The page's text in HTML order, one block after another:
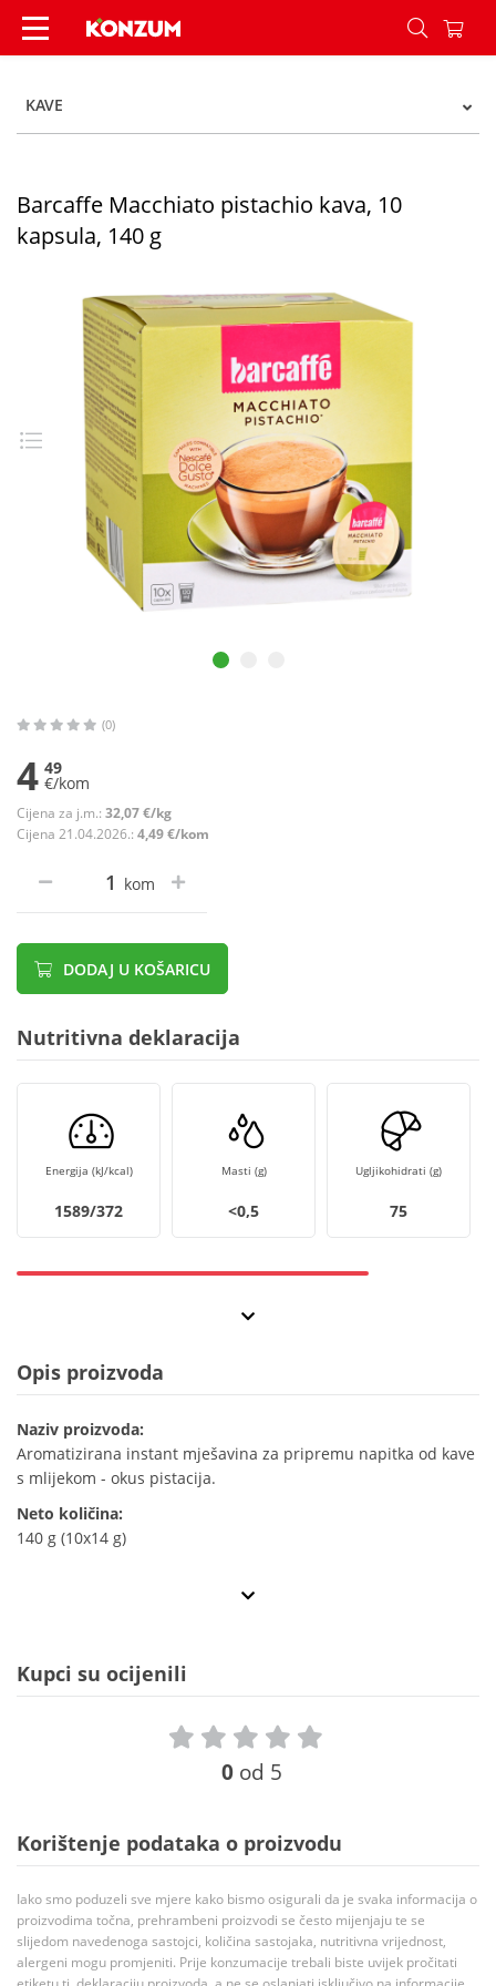
Barcaffe Macchiato pistachio kava, 10 kapsula,
KAVE
Barcaffe Macchiato pistachio kava, 10
kapsula, 140 g
(0)
4 49
€/kom
Cijena za j.m.: 32,07 €/kg
Cijena 21.04.2026.: 4,49 €/kom
kom
DODAJ U KOŠARICU
Nutritivna deklaracija
Energija (kJ/kcal)
1589/372
Masti (g)
<0,5
Ugljikohidrati (g)
75
Opis proizvoda
Naziv proizvoda:
Aromatizirana instant mješavina za pripremu napitka od kave
s mlijekom - okus pistacija.
Neto količina:
140 g (10x14 g)
Kupci su ocijenili
0 od 5
Korištenje podataka o proizvodu
Iako smo poduzeli sve mjere kako bismo osigurali da je svaka informacija o
proizvodima točna, prehrambeni proizvodi se često mijenjaju te se
slijedom navedenoga sastojci, količina sastojaka, nutritivna vrijednost,
alergeni mogu promjeniti. Prije konzumacije trebali biste uvijek pročitati